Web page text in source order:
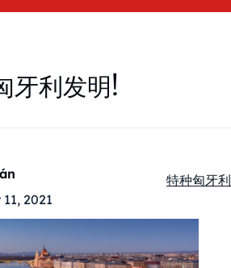
牙利发明!
2021
特种匈牙利